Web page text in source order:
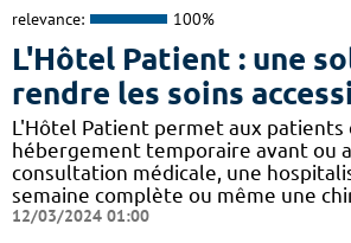
relevance: 100%
L'Hôtel Patient : une
rendre les soins
L'Hôtel Patient permet aux patients
hébergement temporaire avant ou
consultation médicale, une
semaine complète ou même une
12/03/2024 01:00